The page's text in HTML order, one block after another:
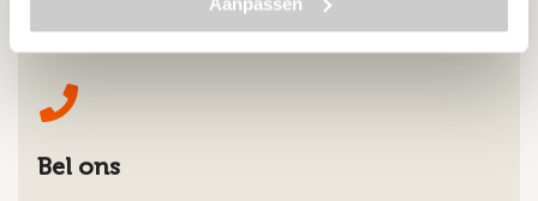
Stuur ons een Whatsappje
Bel ons